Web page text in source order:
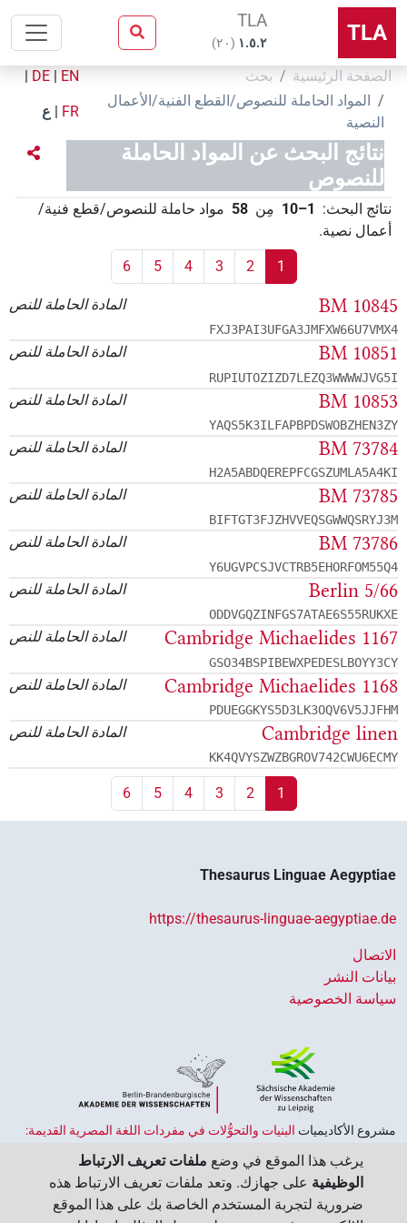
TLA
TLA
۱.٥.٢ (٢٠)
الصفحة الرئيسية
بحث
المواد الحاملة للنصوص/القطع الفنية/الأعمال
النصية
EN
|
DE
|
FR ع
نتائج البحث عن المواد الحاملة
للنصوص
نتائج البحث:
1–10 مِن 58 مواد حاملة للنصوص/قطع فنية/
أعمال نصية.
1
2
3
4
5
6
المادة الحاملة للنص BM 10845
FXJ3PAI3UFGA3JMFXW66U7VMX4
المادة الحاملة للنص BM 10851
RUPIUTOZIZD7LEZQ3WWWWJVG5I
المادة الحاملة للنص BM 10853
YAQS5K3ILFAPBPDSWOBZHEN3ZY
المادة الحاملة للنص BM 73784
H2A5ABDQEREPFCGSZUMLA5A4KI
المادة الحاملة للنص BM 73785
BIFTGT3FJZHVVEQSGWWQSRYJ3M
المادة الحاملة للنص BM 73786
Y6UGVPCSJVCTRB5EHORFOM55Q4
المادة الحاملة للنص Berlin 5/66
ODDVGQZINFGS7ATAE6S55RUKXE
المادة الحاملة للنص Cambridge Michaelides 1167
GSO34BSPIBEWXPEDESLBOYY3CY
المادة الحاملة للنص Cambridge Michaelides 1168
PDUEGGKYS5D3LK3OQV6V5JJFHM
المادة الحاملة للنص Cambridge linen
KK4QVYSZWZBGROV742CWU6ECMY
1
2
3
4
5
6
Thesaurus Linguae Aegyptiae
https://thesaurus-linguae-aegyptiae.de
الاتصال
بيانات النشر
سياسة الخصوصية
مشروع الأكاديميات ‏ البنيات والتحوُّلات في مفردات اللغة المصرية القديمة:
الممول من قبل الحكومة الاتحادية وحكومات الولايات بجمهورية ألمانيا
الاتحادية، وهو يهدف إلى الحفاظ على تراثنا الثقافي واسترجاعه واستكشافه.
يُنسَّق البرنامج من قِبلاتحاد الأكاديميات الألمانية للعلوم والإنسانيات‏.
يرغب هذا الموقع في وضع ملفات تعريف الارتباط
الوظيفية على جهازك. وتعد ملفات تعريف الارتباط هذه
ضرورية لتجربة المستخدم الخاصة بك على هذا الموقع